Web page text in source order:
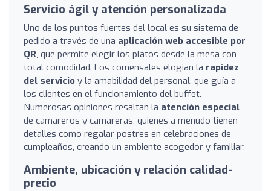
Servicio ágil y atención personalizada
Uno de los puntos fuertes del local es su sistema de
pedido a través de una aplicación web accesible por
QR, que permite elegir los platos desde la mesa con
total comodidad. Los comensales elogian la rapidez
del servicio y la amabilidad del personal, que guía a
los clientes en el funcionamiento del buffet.
Numerosas opiniones resaltan la atención especial
de camareros y camareras, quienes a menudo tienen
detalles como regalar postres en celebraciones de
cumpleaños, creando un ambiente acogedor y familiar.
Ambiente, ubicación y relación calidad-
precio